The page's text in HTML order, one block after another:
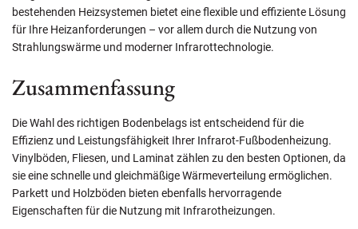
bestehenden Heizsystemen bietet eine flexible und effiziente Lösung
für Ihre Heizanforderungen – vor allem durch die Nutzung von
Strahlungswärme und moderner Infrarottechnologie.
Zusammenfassung
Die Wahl des richtigen Bodenbelags ist entscheidend für die
Effizienz und Leistungsfähigkeit Ihrer Infrarot-Fußbodenheizung.
Vinylböden, Fliesen, und Laminat zählen zu den besten Optionen, da
sie eine schnelle und gleichmäßige Wärmeverteilung ermöglichen.
Parkett und Holzböden bieten ebenfalls hervorragende
Eigenschaften für die Nutzung mit Infrarotheizungen.